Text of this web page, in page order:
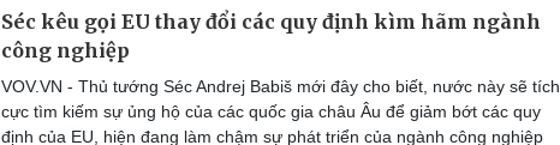
Séc kêu gọi EU thay đổi các quy định kìm hãm ngành
công nghiệp
VOV.VN - Thủ tướng Séc Andrej Babiš mới đây cho biết, nước này sẽ tích
cực tìm kiếm sự ủng hộ của các quốc gia châu Âu để giảm bớt các quy
định của EU, hiện đang làm chậm sự phát triển của ngành công nghiệp